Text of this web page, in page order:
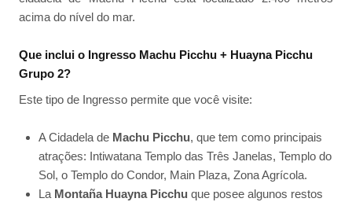
acima do nível do mar.
Que inclui o Ingresso Machu Picchu + Huayna Picchu
Grupo 2?
Este tipo de Ingresso permite que você visite:
A Cidadela de Machu Picchu, que tem como principais
atrações: Intiwatana Templo das Três Janelas, Templo do
Sol, o Templo do Condor, Main Plaza, Zona Agrícola.
La Montaña Huayna Picchuque posee algunos restos